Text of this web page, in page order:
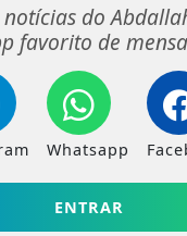
notícias do
favorito de
Whatsapp
ENTRAR